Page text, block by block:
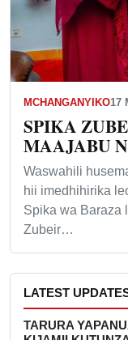
MCHANGANYIKO17
SPIKA
MAAJABU
Waswahili
hii imedhihirika
Spika wa Baraza
Zubeir…
LATEST
TARURA